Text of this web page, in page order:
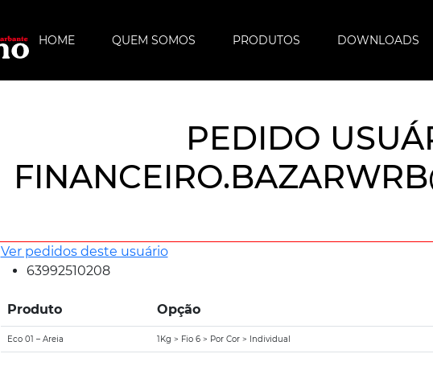
HOME QUEM SOMOS PRODUTOS DOWNLOADS
PEDIDO
Ver pedidos deste usuário
63992510208
Produto Opção
Eco 01 – Areia 1Kg > Fio 6 > Por Cor > Individual